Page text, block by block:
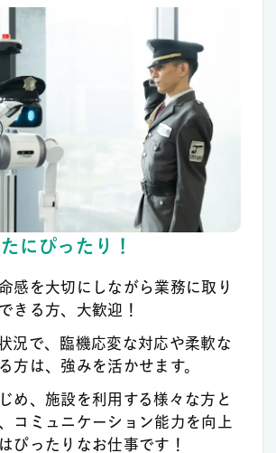
にぴったり！
感を大切にしながら業務に取り
きる方、大歓迎！
況で、臨機応変な対応や柔軟な
方は、強みを活かせます。
め、施設を利用する様々な方と
コミュニケーション能力を向上
ぴったりなお仕事です！